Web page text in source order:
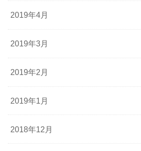
2019年4月
2019年3月
2019年2月
2019年1月
2018年12月